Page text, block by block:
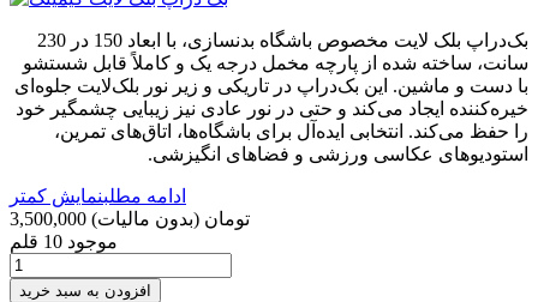
بک‌دراپ بلک لایت مخصوص باشگاه بدنسازی، با ابعاد 150 در 230
سانت، ساخته شده از پارچه مخمل درجه یک و کاملاً قابل شستشو
با دست و ماشین. این بک‌دراپ در تاریکی و زیر نور بلک‌لایت جلوه‌ای
خیره‌کننده ایجاد می‌کند و حتی در نور عادی نیز زیبایی چشمگیر خود
را حفظ می‌کند. انتخابی ایده‌آل برای باشگاه‌ها، اتاق‌های تمرین،
استودیوهای عکاسی ورزشی و فضاهای انگیزشی.
ادامه مطلبنمایش کمتر
3,500,000 تومان (بدون مالیات)
موجود 10 قلم
افزودن به سبد خرید